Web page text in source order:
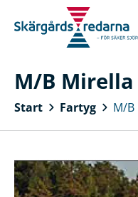
M/B Mirella
Start Fartyg M/B